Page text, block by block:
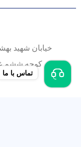
خیابان شهید بهشتی – ظفر12 –
کوچه ششم
تماس با ما